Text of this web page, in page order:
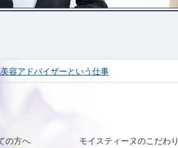
容アドバイザーという仕事
の方へ
モイスティーヌのこだわり